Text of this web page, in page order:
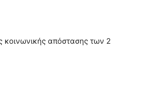
κοινωνικής απόστασης των 2